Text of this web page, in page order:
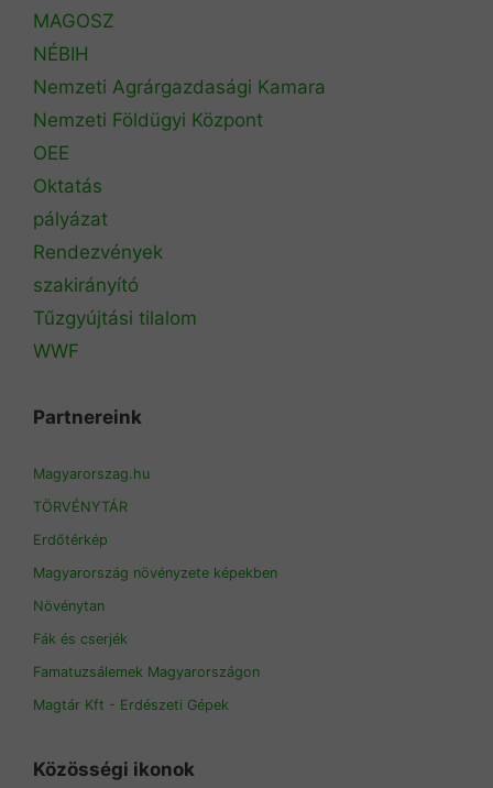
MAGOSZ
NÉBIH
Nemzeti Agrárgazdasági Kamara
Nemzeti Földügyi Központ
OEE
Oktatás
pályázat
Rendezvények
szakirányító
Tűzgyújtási tilalom
WWF
Partnereink
Magyarorszag.hu
TÖRVÉNYTÁR
Erdőtérkép
Magyarország növényzete képekben
Növénytan
Fák és cserjék
Famatuzsálemek Magyarországon
Magtár Kft - Erdészeti Gépek
Közösségi ikonok